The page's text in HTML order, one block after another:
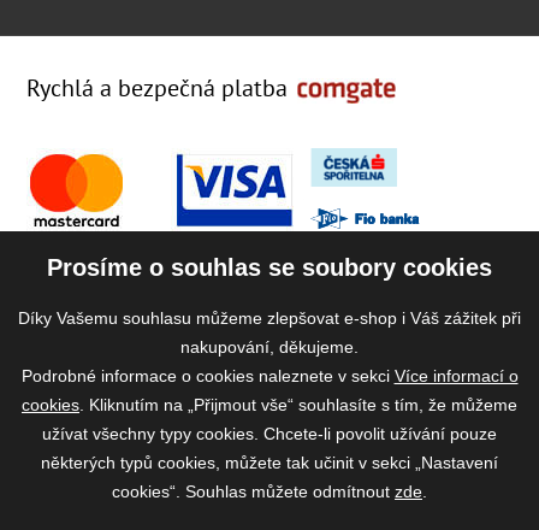
Rychlá a bezpečná platba
Prosíme o souhlas se soubory cookies
Díky Vašemu souhlasu můžeme zlepšovat e-shop i Váš zážitek při
nakupování, děkujeme.
Podrobné informace o cookies naleznete v sekci Více informací o
cookies . Kliknutím na „Přijmout vše“ souhlasíte s tím, že můžeme
užívat všechny typy cookies. Chcete-li povolit užívání pouze
některých typů cookies, můžete tak učinit v sekci „Nastavení
cookies“. Souhlas můžete odmítnout zde